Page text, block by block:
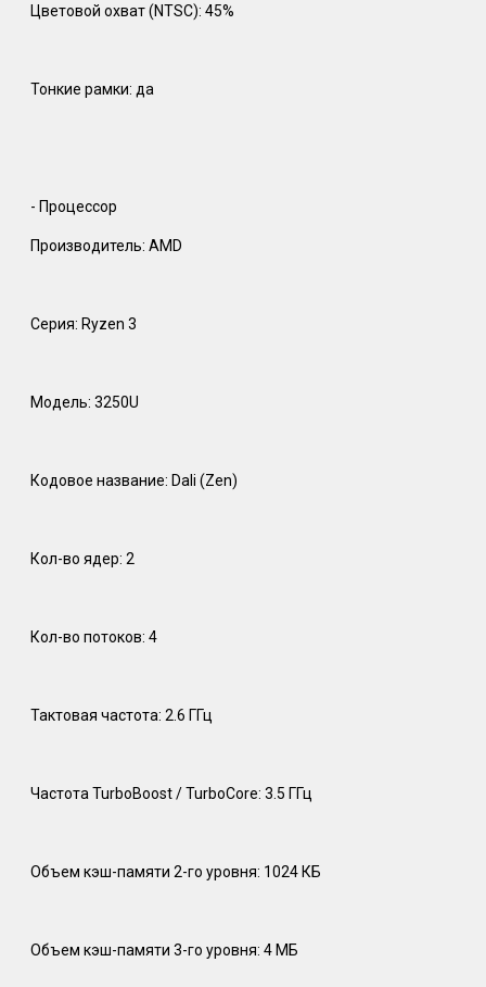
Цветовой охват (NTSC): 45%
Тонкие рамки: да
- Процессор
Производитель: AMD
Серия: Ryzen 3
Модель: 3250U
Кодовое название: Dali (Zen)
Кол-во ядер: 2
Кол-во потоков: 4
Тактовая частота: 2.6 ГГц
Частота TurboBoost / TurboCore: 3.5 ГГц
Объем кэш-памяти 2-го уровня: 1024 КБ
Объем кэш-памяти 3-го уровня: 4 МБ